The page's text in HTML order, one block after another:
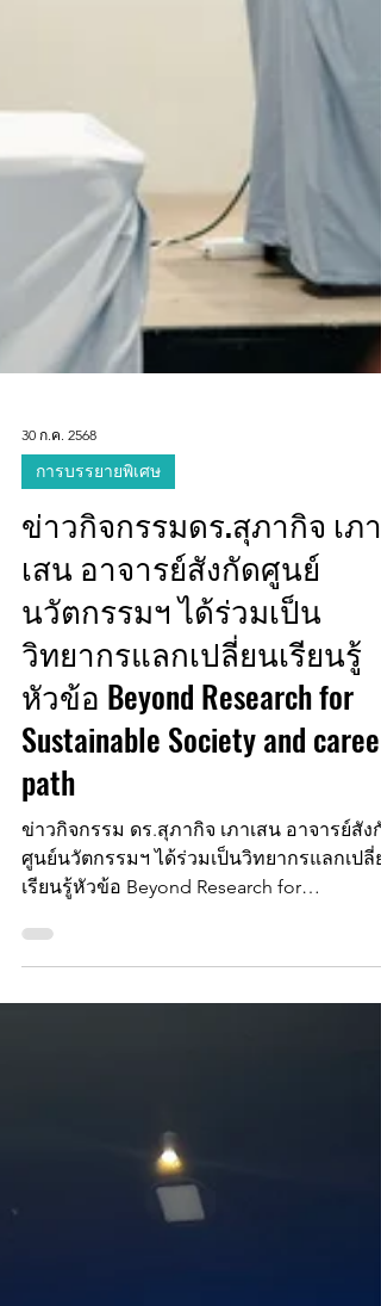
30 ก.ค. 2568
การบรรยายพิเศษ
ข่าวกิจกรรมดร.สุภากิจ เภา
เสน อาจารย์สังกัดศูนย์
นวัตกรรมฯ ได้ร่วมเป็น
วิทยากรแลกเปลี่ยนเรียนรู้
หัวข้อ Beyond Research for
Sustainable Society and career
path
ศูนย์นวัตกรรมฯ ได้ร่วมเป็นวิทยากรแลกเปลี่ย
เรียนรู้หัวข้อ Beyond Research for
Sustainable...